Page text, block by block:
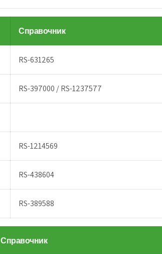
Справочник
RS-631265
RS-397000 / RS-1237577
RS-1214569
RS-438604
RS-389588
Справочник